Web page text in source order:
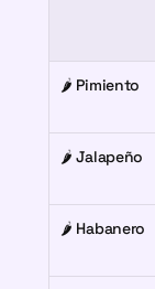
🌶️ Pimiento
🌶️ Jalapeño
🌶️ Habanero